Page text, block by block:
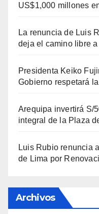
US$1,000 millones
La renuncia de Luis
deja el camino libre
Presidenta Keiko
Gobierno respetará
Arequipa invertirá S/
integral de la Plaza
Luis Rubio renuncia
de Lima por
Archivos